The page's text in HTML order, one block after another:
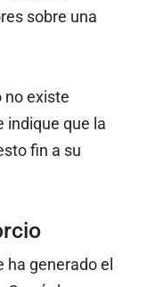
sobre una
no existe
indique que la
fin a su
ha generado el